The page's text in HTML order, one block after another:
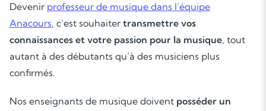
Devenir professeur de musique dans l’équipe
Anacours, c’est souhaiter transmettre vos
connaissances et votre passion pour la musique, tout
autant à des débutants qu’à des musiciens plus
confirmés.
Nos enseignants de musique doivent posséder un